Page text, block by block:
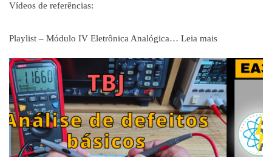
Vídeos de referências:
Playlist – Módulo IV Eletrônica Analógica… Leia mais